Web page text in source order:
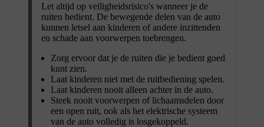
Let altijd op veiligheidsrisico's wanneer je de
ruiten bedient. De bewegende delen van de auto
kunnen letsel aan kinderen of andere inzittenden
en schade aan voorwerpen toebrengen.
Zorg ervoor dat je de ruiten die je bedient goed
kunt zien.
Laat kinderen niet met de ruitbediening spelen.
Laat kinderen nooit alleen achter in de auto.
Steek nooit voorwerpen of lichaamsdelen door
een open ruit, ook als het elektrische systeem
van de auto volledig is losgekoppeld.